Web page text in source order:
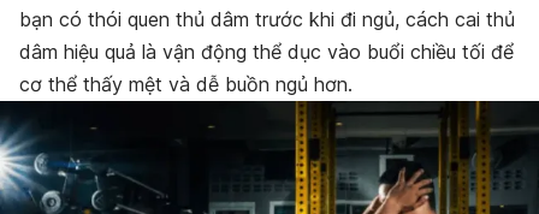
bạn có thói quen thủ dâm trước khi đi ngủ, cách cai thủ
dâm hiệu quả là vận động thể dục vào buổi chiều tối để
cơ thể thấy mệt và dễ buồn ngủ hơn.